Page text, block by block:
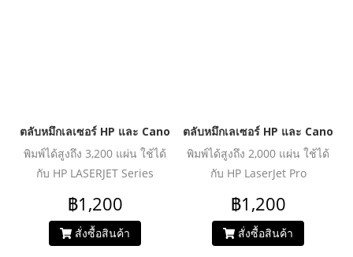
ตลับหมึกเลเซอร์ HP และ Canon รุ่น CE285A/CB435ACanon
พิมพ์ได้สูงถึง 3,200 แผ่น ใช้ได้
กับ HP LASERJET Series
P1003/P1004/P1005/P1006/P1100/
P1102w/P1104/P1104w/P1106/P1106w/P1107/P1107w/P1108/
HP Multifunction
฿1,200
สั่งซื้อสินค้า
ตลับหมึกเลเซอร์ HP และ Canon รุ่
พิมพ์ได้สูงถึง 2,000 แผ่น ใช้ได้
กับ HP LaserJet Pro
M12a/M12w/M26a/M26nw
฿1,200
สั่งซื้อสินค้า